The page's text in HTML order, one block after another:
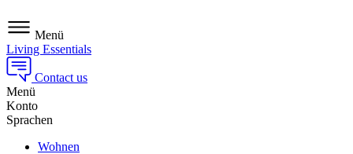
Menü
Living Essentials
Contact us
Menü
Konto
Sprachen
Wohnen